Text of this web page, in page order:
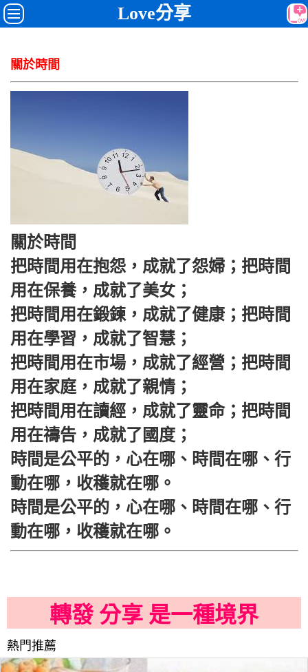
Love分享
關於時間
關於時間
把時間用在抱怨，成就了怨婦；把時間
用在保養，成就了美女；
把時間用在鍛鍊，成就了健康；把時間
用在學習，成就了智慧；
把時間用在市場，成就了經營；把時間
用在家庭，成就了親情；
把時間用在讀經，成就了靈命；把時間
用在禱告，成就了國度；
時間是公平的，心在哪、時間在哪、行
動在哪，收穫就在哪。
時間是公平的，心在哪、時間在哪、行
動在哪，收穫就在哪。
轉發 分享 是一種境界
熱門推薦